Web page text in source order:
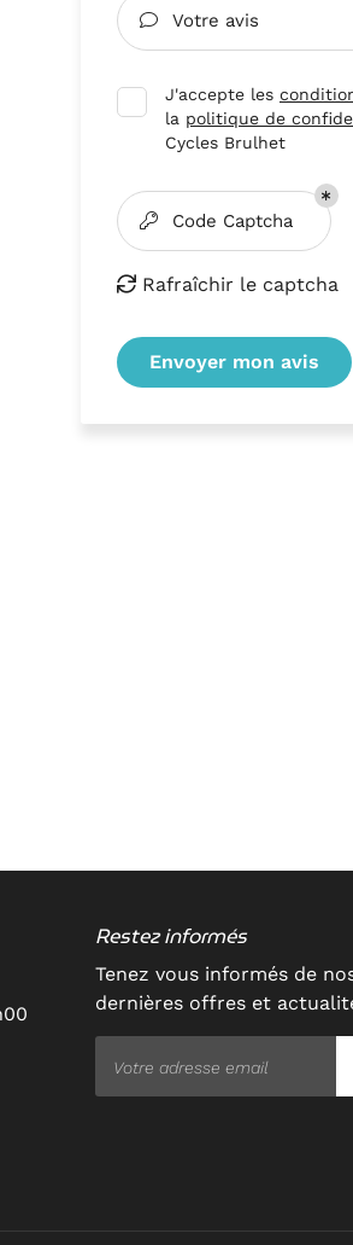
 Votre avis
J'accepte les
la politique de
Cycles Brulhet
 Code Captcha
 Rafraîchir le captcha
Envoyer mon avis
Restez informés
Tenez vous informés de
dernières offres et